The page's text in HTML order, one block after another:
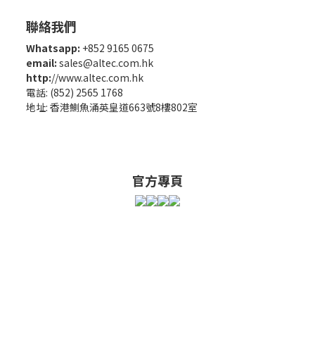
聯絡我們
Whatsapp: +852 9165 0675
email: sales@altec.com.hk
http://www.altec.com.hk
電話: (852) 2565 1768
地址: 香港鰂魚涌英皇道663號8樓802室
官方專頁